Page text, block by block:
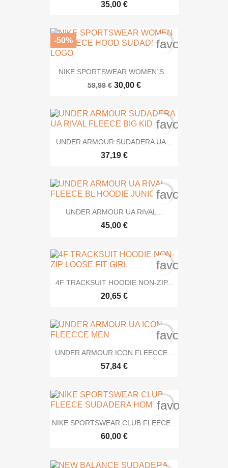
35,00 €
NIKE SPORTSWEAR WOMEN´S...
59,99 € 30,00 €
-50%
UNDER ARMOUR SUDADERA UA...
37,19 €
UNDER ARMOUR UA RIVAL...
45,00 €
4F TRACKSUIT HOODIE NON-ZIP...
20,65 €
UNDER ARMOUR ICON FLEECCE...
57,84 €
NIKE SPORTSWEAR CLUB FLEECE...
60,00 €